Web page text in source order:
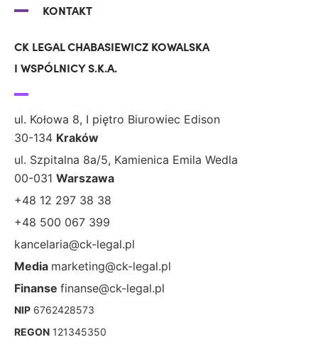
KONTAKT
CK LEGAL CHABASIEWICZ KOWALSKA
I WSPÓLNICY S.K.A.
ul. Kołowa 8, I piętro Biurowiec Edison
30-134 Kraków
ul. Szpitalna 8a/5, Kamienica Emila Wedla
00-031 Warszawa
+48 12 297 38 38
+48 500 067 399
kancelaria@ck-legal.pl
Media marketing@ck-legal.pl
Finanse finanse@ck-legal.pl
NIP 6762428573
REGON 121345350